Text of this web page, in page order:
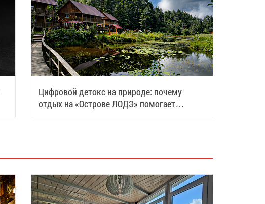
Цифровой детокс на природе: почему
отдых на «Острове ЛОДЭ» помогает
восстановить силы